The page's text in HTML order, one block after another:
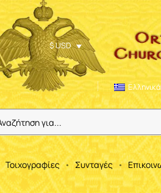
$ USD
Ελληνικά
Τοιχογραφίες Συνταγές